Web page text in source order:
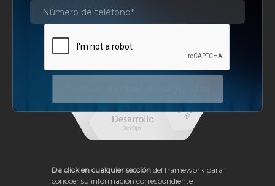
Da click en cualquier sección del framework para
conocer su información correspondiente